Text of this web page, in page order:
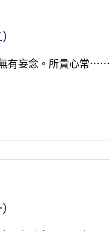
有妄念。所貴心常⋯⋯